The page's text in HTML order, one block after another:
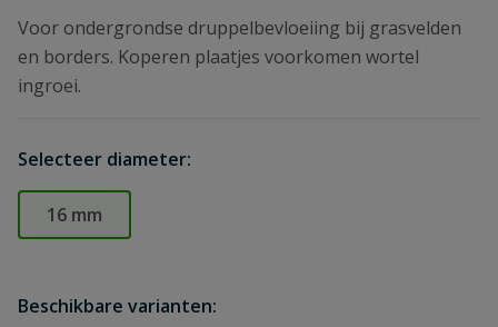
Voor ondergrondse druppelbevloeiing bij grasvelden
en borders. Koperen plaatjes voorkomen wortel
ingroei.
Selecteer diameter:
16 mm
Beschikbare varianten: